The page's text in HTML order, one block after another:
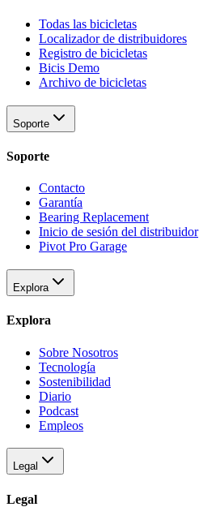
Todas las bicicletas
Localizador de distribuidores
Registro de bicicletas
Bicis Demo
Archivo de bicicletas
Soporte
Soporte
Contacto
Garantía
Bearing Replacement
Inicio de sesión del distribuidor
Pivot Pro Garage
Explora
Explora
Sobre Nosotros
Tecnología
Sostenibilidad
Diario
Podcast
Empleos
Legal
Legal